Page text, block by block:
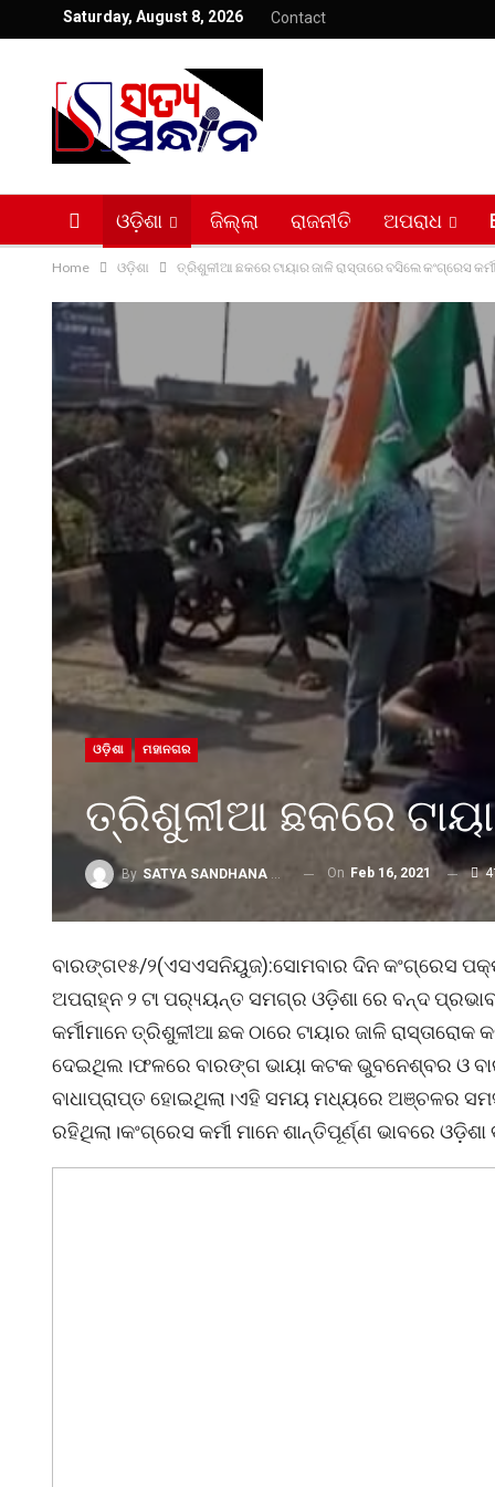
Saturday, August 8, 2026 Contact
ଓଡ଼ିଶା ଜିଲ୍ଲା ରାଜନୀତି ଅପରାଧ
Home ଓଡ଼ିଶା ତ୍ରିଶୁଳୀଆ ଛକରେ ଟାୟାର ଜାଳି ରାସ୍ତାରେ ବସିଲେ କଂଗ୍ରେସ
ଓଡ଼ିଶା ମହାନଗର
ତ୍ରିଶୁଳୀଆ ଛକରେ
By SATYA SANDHANA DESK On Feb 16, 2021
ବାରଙ୍ଗ୧୫/୨(ଏସଏସନିୟୁଜ):ସୋମବାର ଦିନ କଂଗ୍ରେସ
ଅପରାହ୍ନ ୨ ଟା ପର‌୍ୟ୍ୟନ୍ତ ସମଗ୍ର ଓଡ଼ିଶା ରେ ବନ୍ଦ
କର୍ମୀମାନେ ତ୍ରିଶୁଳୀଆ ଛକ ଠାରେ ଟାୟାର ଜାଳି
ଦେଇଥିଲ।ଫଳରେ ବାରଙ୍ଗ ଭାୟା କଟକ ଭୁବନେଶ୍ବର ଓ
ବାଧାପ୍ରାପ୍ତ ହୋଇଥିଲା।ଏହି ସମୟ ମଧ୍ୟରେ ଅଞ୍ଚଳର
ରହିଥିଲା।କଂଗ୍ରେସ କର୍ମୀ ମାନେ ଶାନ୍ତିପୂର୍ଣ୍ଣ ଭାବରେ